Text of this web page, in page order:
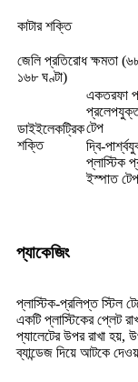
কাটার শক্তি
জেলি প্রতিরোধ
১৬৮ ঘণ্টা)
ডাইইলেকট্রিক
শক্তি
একতরফা
টেপ
দ্বি-
প্লাস্টিক
ইস্পাত টেপ
প্যাকেজিং
প্লাস্টিক-প্রলিপ্ত স্টিল
একটি প্লাস্টিকের প্লেট
প্যালেটের উপর রাখা
ব্যান্ডেজ দিয়ে আটকে